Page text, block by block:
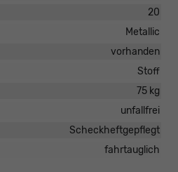
20
Metallic
vorhanden
Stoff
75 kg
unfallfrei
Scheckheftgepflegt
fahrtauglich